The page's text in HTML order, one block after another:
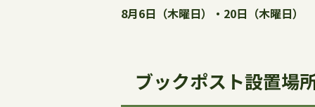
8月6日（木曜日）・20日（木曜日）
ブックポスト設置場